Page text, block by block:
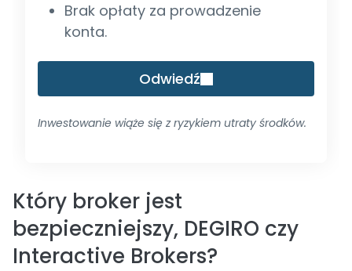
Brak opłaty za prowadzenie
konta.
Odwiedź
Inwestowanie wiąże się z ryzykiem utraty środków.
Który broker jest
bezpieczniejszy, DEGIRO czy
Interactive Brokers?